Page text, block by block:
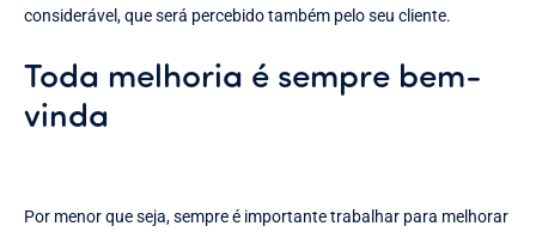
considerável, que será percebido também pelo seu cliente.
Toda melhoria é sempre bem-
vinda
Por menor que seja, sempre é importante trabalhar para melhorar